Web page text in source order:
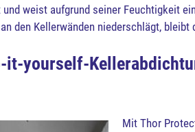
weist aufgrund seiner Feuchtigkeit
den Kellerwänden niederschlägt, bleibt
it-yourself-
Mit Thor